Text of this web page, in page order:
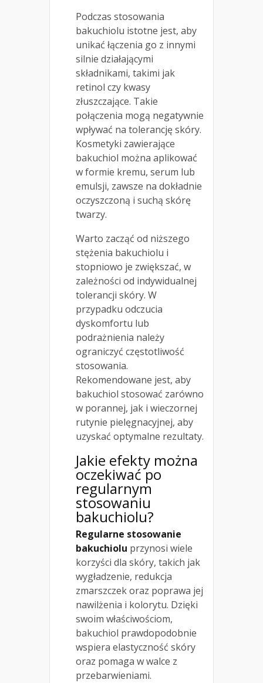
Podczas stosowania
bakuchiolu istotne jest, aby
unikać łączenia go z innymi
silnie działającymi
składnikami, takimi jak
retinol czy kwasy
złuszczające. Takie
połączenia mogą negatywnie
wpływać na tolerancję skóry.
Kosmetyki zawierające
bakuchiol można aplikować
w formie kremu, serum lub
emulsji, zawsze na dokładnie
oczyszczoną i suchą skórę
twarzy.
Warto zacząć od niższego
stężenia bakuchiolu i
stopniowo je zwiększać, w
zależności od indywidualnej
tolerancji skóry. W
przypadku odczucia
dyskomfortu lub
podrażnienia należy
ograniczyć częstotliwość
stosowania.
Rekomendowane jest, aby
bakuchiol stosować zarówno
w porannej, jak i wieczornej
rutynie pielęgnacyjnej, aby
uzyskać optymalne rezultaty.
Jakie efekty można
oczekiwać po
regularnym
stosowaniu
bakuchiolu?
Regularne stosowanie
bakuchiolu przynosi wiele
korzyści dla skóry, takich jak
wygładzenie, redukcja
zmarszczek oraz poprawa jej
nawilżenia i kolorytu. Dzięki
swoim właściwościom,
bakuchiol prawdopodobnie
wspiera elastyczność skóry
oraz pomaga w walce z
przebarwieniami.